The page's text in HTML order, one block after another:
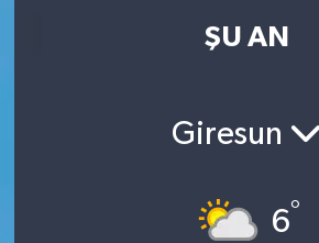
ŞU AN
Giresun
6°